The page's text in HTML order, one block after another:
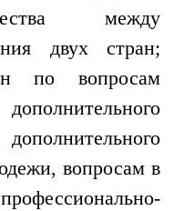
между
двух стран;
по вопросам
вопросам в